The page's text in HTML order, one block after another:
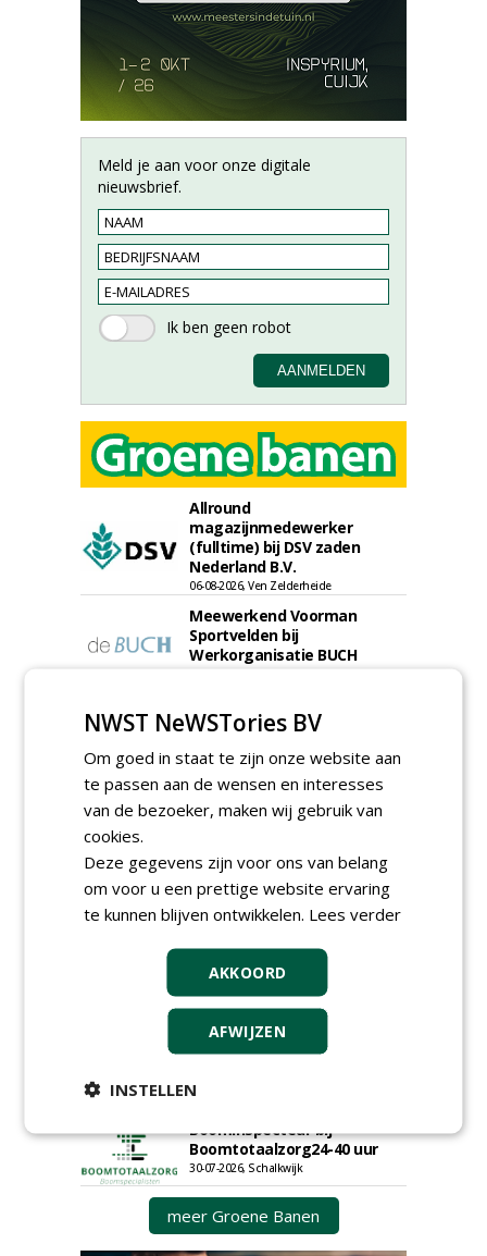
Meld je aan voor onze digitale
nieuwsbrief.
Allround
magazijnmedewerker
(fulltime) bij DSV zaden
Nederland B.V.
06-08-2026, Ven Zelderheide
Meewerkend Voorman
Sportvelden bij
Werkorganisatie BUCH
Nederland; regio Noord &
18-06-2026, Noord & regio Zuid
Export Manager bij PERFECT -
Van Wamel (fulltime)
Proefveldmedewerker/
Chauffeur
landbouwmachines bij DSV
zaden Nederland B.V.
06-08-2026, Ven-Zelderheide
Kasmedewerker (fulltime) bij
DSV zaden Nederland B.V.
06-08-2026, Ven-Zelderheide
Groeiplaats specialist bij
30-07-2026, Schalkwijk
Boominspecteur bij
Boomtotaalzorg24-40 uur
30-07-2026, Schalkwijk
meer Groene Banen
NWST NeWSTories BV
Om goed in staat te zijn onze website aan
te passen aan de wensen en interesses
van de bezoeker, maken wij gebruik van
cookies.
Deze gegevens zijn voor ons van belang
om voor u een prettige website ervaring
te kunnen blijven ontwikkelen. Lees verder
AKKOORD
AFWIJZEN
INSTELLEN